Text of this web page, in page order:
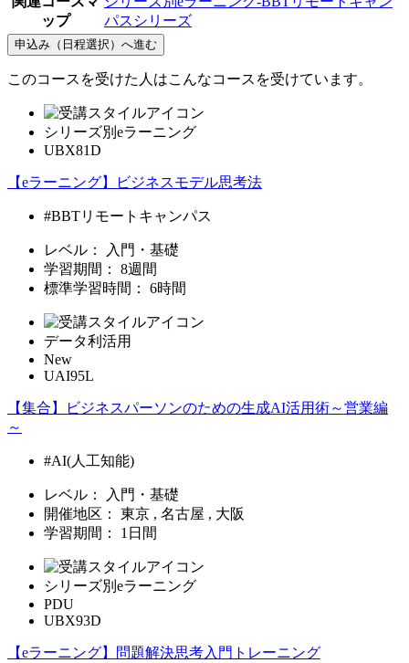
ップ
パスシリーズ
申込み（日程選択）へ進む
このコースを受けた人はこんなコースを受けています。
シリーズ別eラーニング
UBX81D
【eラーニング】ビジネスモデル思考法
#BBTリモートキャンパス
レベル：
入門・基礎
学習期間：
8週間
標準学習時間：
6時間
データ利活用
New
UAI95L
【集合】ビジネスパーソンのための生成AI活用術～営業編
～
#AI(人工知能)
レベル：
入門・基礎
開催地区：
東京 , 名古屋 , 大阪
学習期間：
1日間
シリーズ別eラーニング
PDU
UBX93D
【eラーニング】問題解決思考入門トレーニング